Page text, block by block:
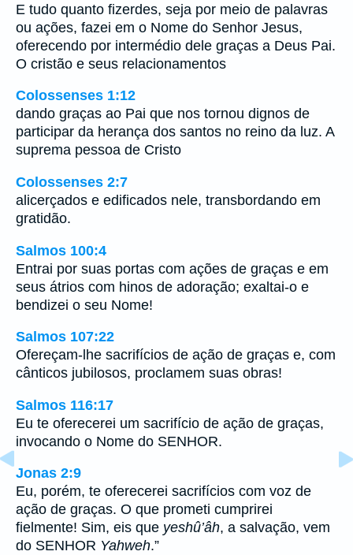
E tudo quanto fizerdes, seja por meio de palavras
ou ações, fazei em o Nome do Senhor Jesus,
oferecendo por intermédio dele graças a Deus Pai.
O cristão e seus relacionamentos
Colossenses 1:12
dando graças ao Pai que nos tornou dignos de
participar da herança dos santos no reino da luz. A
suprema pessoa de Cristo
Colossenses 2:7
alicerçados e edificados nele, transbordando em
gratidão.
Salmos 100:4
Entrai por suas portas com ações de graças e em
seus átrios com hinos de adoração; exaltai-o e
bendizei o seu Nome!
Salmos 107:22
Ofereçam-lhe sacrifícios de ação de graças e, com
cânticos jubilosos, proclamem suas obras!
Salmos 116:17
Eu te oferecerei um sacrifício de ação de graças,
invocando o Nome do SENHOR.
Jonas 2:9
Eu, porém, te oferecerei sacrifícios com voz de
ação de graças. O que prometi cumprirei
fielmente! Sim, eis que yeshû’âh, a salvação, vem
do SENHOR Yahweh.”